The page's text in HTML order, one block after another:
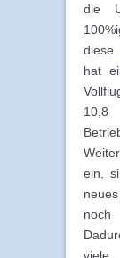
die
diese
hat
10,8
ein,